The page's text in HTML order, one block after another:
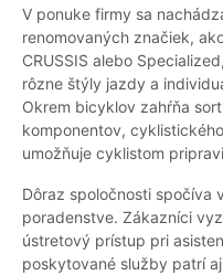
V ponuke firmy sa
renomovaných značiek,
CRUSSIS alebo
rôzne štýly jazdy a
Okrem bicyklov zahŕňa
komponentov,
umožňuje cyklistom
Dôraz spoločnosti spočíva
poradenstve. Zákazníci
ústretový prístup pri
poskytované služby patrí